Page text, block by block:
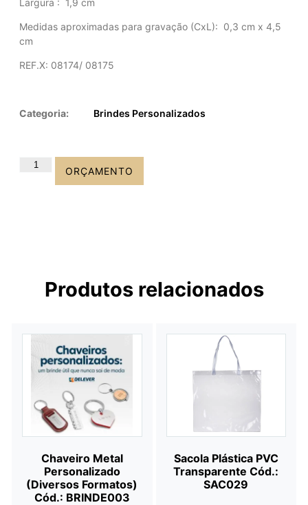
Largura : 1,9 cm
Medidas aproximadas para gravação (CxL): 0,3 cm x 4,5
cm
REF.X: 08174/ 08175
Categoria: Brindes Personalizados
ORÇAMENTO
Produtos relacionados
Chaveiro Metal
Personalizado
(Diversos Formatos)
Cód.: BRINDE003
Sacola Plástica PVC
Transparente Cód.:
SAC029